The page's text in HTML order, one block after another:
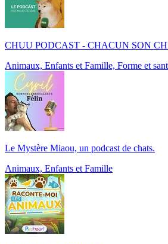
CHUU PODCAST - CHACUN SON
Animaux, Enfants et Famille, Forme et
Le Mystère Miaou, un podcast de chats.
Animaux, Enfants et Famille